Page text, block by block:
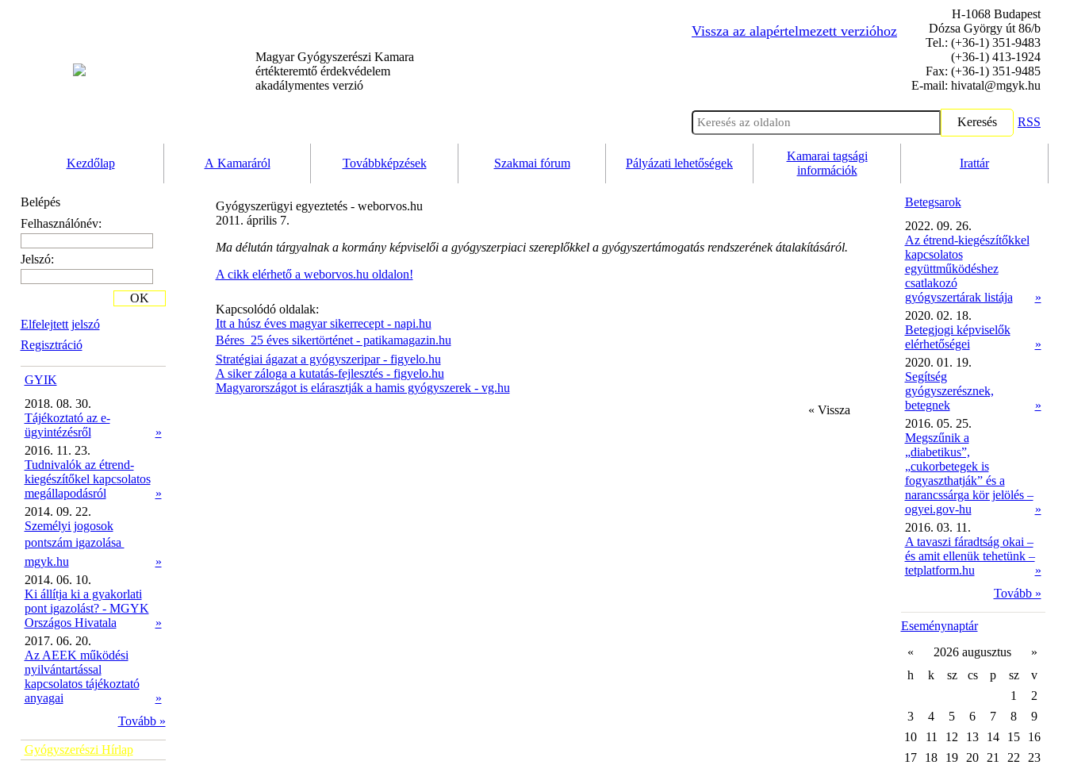
Magyar Gyógyszerészi Kamara
értékteremtő érdekvédelem
akadálymentes verzió
Vissza az alapértelmezett verzióhoz
H-1068 Budapest
Dózsa György út 86/b
Tel.: (+36-1) 351-9483
(+36-1) 413-1924
Fax: (+36-1) 351-9485
E-mail: hivatal@mgyk.hu
Keresés RSS
Kezdőlap A Kamaráról Továbbképzések Szakmai fórum Pályázati lehetőségek
Kamarai tagsági
információk
Irattár
Belépés
Felhasználónév:
Jelszó:
Elfelejtett jelszó
Regisztráció
OK
GYIK
2018. 08. 30.
Tájékoztató az e-
ügyintézésről
»
2016. 11. 23.
Tudnivalók az étrend-
kiegészítőkel kapcsolatos
megállapodásról
»
2014. 09. 22.
Személyi jogosok
pontszám igazolása 
mgyk.hu
»
2014. 06. 10.
Ki állítja ki a gyakorlati
pont igazolást? - MGYK
Országos Hivatala
»
2017. 06. 20.
Az AEEK működési
nyilvántartással
kapcsolatos tájékoztató
anyagai
»
Tovább »
Gyógyszerészi Hírlap
Gyógyszerügyi egyeztetés - weborvos.hu
2011. április 7.
Ma délután tárgyalnak a kormány képviselői a gyógyszerpiaci szereplőkkel a gyógyszertámogatás rendszerének átalakításáról.
A cikk elérhető a weborvos.hu oldalon!
Kapcsolódó oldalak:
Itt a húsz éves magyar sikerrecept - napi.hu
Béres  25 éves sikertörténet - patikamagazin.hu
Stratégiai ágazat a gyógyszeripar - figyelo.hu
A siker záloga a kutatás-fejlesztés - figyelo.hu
Magyarországot is elárasztják a hamis gyógyszerek - vg.hu
« Vissza
Betegsarok
2022. 09. 26.
Az étrend-kiegészítőkkel
kapcsolatos
együttműködéshez
csatlakozó
gyógyszertárak listája
»
2020. 02. 18.
Betegjogi képviselők
elérhetőségei
»
2020. 01. 19.
Segítség
gyógyszerésznek,
betegnek
»
2016. 05. 25.
Megszűnik a
„diabetikus”,
„cukorbetegek is
fogyaszthatják” és a
narancssárga kör jelölés –
ogyei.gov-hu
»
2016. 03. 11.
A tavaszi fáradtság okai –
és amit ellenük tehetünk –
tetplatform.hu
»
Tovább »
Eseménynaptár
«
2026 augusztus
»
h
k sz cs p sz
v
1
2
3
4 5 6 7 8
9
10
11 12 13 14 15
16
17
18 19 20 21 22
23